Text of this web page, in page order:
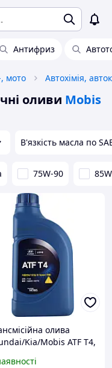
Антифриз
мото
оливи Mobis
В'язкість масла по
75W-90
олива
Kia/Mobis ATF T4,